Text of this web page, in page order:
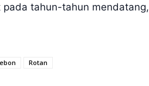
tahun-tahun mendatang,
Rotan